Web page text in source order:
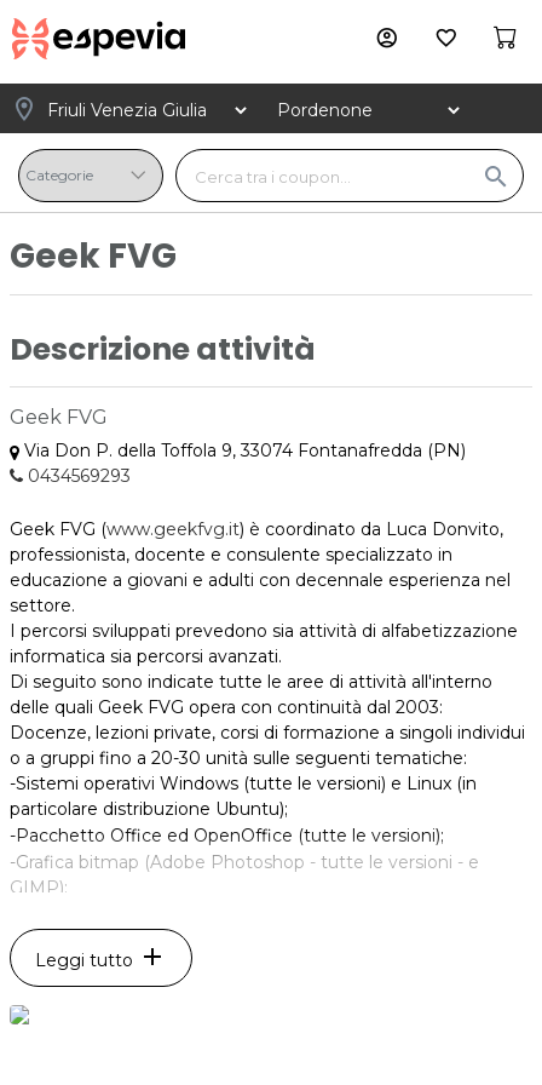
search
account_circle favorite_border
location_on
Geek FVG
Descrizione attività
Geek FVG
Via Don P. della Toffola 9, 33074 Fontanafredda (PN)
0434569293
Geek FVG (www.geekfvg.it) è coordinato da Luca Donvito,
professionista, docente e consulente specializzato in
educazione a giovani e adulti con decennale esperienza nel
settore.
I percorsi sviluppati prevedono sia attività di alfabetizzazione
informatica sia percorsi avanzati.
Di seguito sono indicate tutte le aree di attività all'interno
delle quali Geek FVG opera con continuità dal 2003:
Docenze, lezioni private, corsi di formazione a singoli individui
o a gruppi fino a 20-30 unità sulle seguenti tematiche:
-Sistemi operativi Windows (tutte le versioni) e Linux (in
particolare distribuzione Ubuntu);
-Pacchetto Office ed OpenOffice (tutte le versioni);
-Grafica bitmap (Adobe Photoshop - tutte le versioni - e
GIMP);
-Animazioni vettoriali (Adobe Flash - tutte le versioni);
-Programmazione PHP/MySQL;
Drupal).
Leggi tutto add